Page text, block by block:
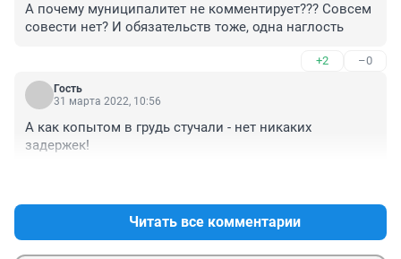
А почему муниципалитет не комментирует??? Совсем
совести нет? И обязательств тоже, одна наглость
+2 –0
Гость
31 марта 2022, 10:56
А как копытом в грудь стучали - нет никаких
задержек!
Читать все комментарии